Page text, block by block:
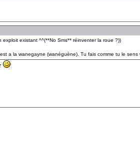
existant ^^(**No Sms** réinventer la roue ?))
a la wanegayne (wanéguène). Tu fais comme tu le sens